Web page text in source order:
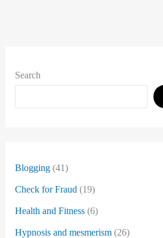
Search
Blogging(41)
Check for Fraud (19)
Health and Fitness(6)
Hypnosis and mesmerism(26)